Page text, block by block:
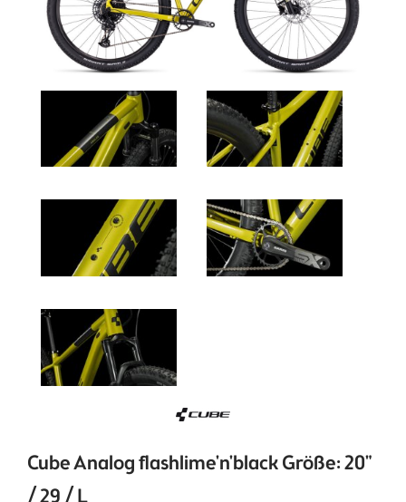
Cube Analog flashlime'n'black Größe: 20"